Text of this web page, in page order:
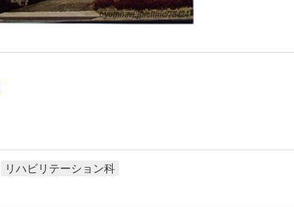
リハビリテーション科